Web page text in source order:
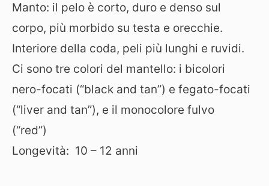
Manto: il pelo è corto, duro e denso sul
corpo, più morbido su testa e orecchie.
Interiore della coda, peli più lunghi e ruvidi.
Ci sono tre colori del mantello: i bicolori
nero-focati (“black and tan”) e fegato-focati
(“liver and tan”), e il monocolore fulvo
(“red”)
Longevità: 10 – 12 anni